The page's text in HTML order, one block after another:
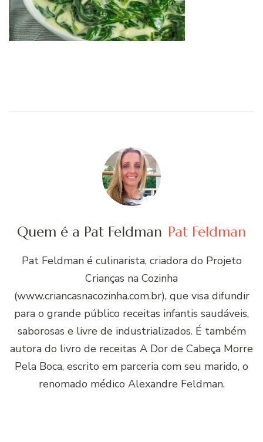
Quem é a Pat Feldman Pat Feldman
Pat Feldman é culinarista, criadora do Projeto
Crianças na Cozinha
(www.criancasnacozinha.com.br), que visa difundir
para o grande público receitas infantis saudáveis,
saborosas e livre de industrializados. É também
autora do livro de receitas A Dor de Cabeça Morre
Pela Boca, escrito em parceria com seu marido, o
renomado médico Alexandre Feldman.